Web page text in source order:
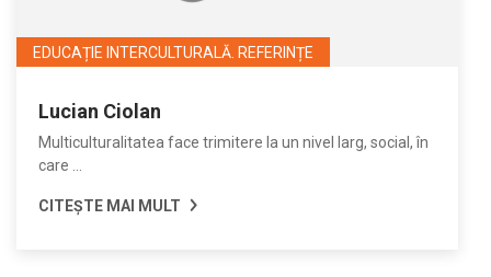
EDUCAȚIE INTERCULTURALĂ. REFERINȚE
Lucian Ciolan
Multiculturalitatea face trimitere la un nivel larg, social, în
care ...
CITEȘTE MAI MULT